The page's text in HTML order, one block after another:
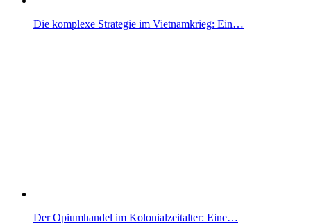
Die komplexe Strategie im Vietnamkrieg: Ein…
Der Opiumhandel im Kolonialzeitalter: Eine…